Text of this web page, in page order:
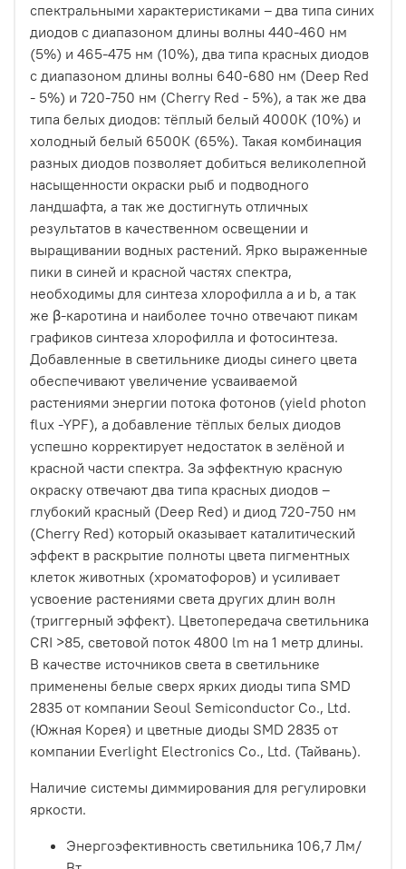
спектральными характеристиками – два типа синих
диодов с диапазоном длины волны 440-460 нм
(5%) и 465-475 нм (10%), два типа красных диодов
с диапазоном длины волны 640-680 нм (Deep Red
- 5%) и 720-750 нм (Cherry Red - 5%), а так же два
типа белых диодов: тёплый белый 4000К (10%) и
холодный белый 6500К (65%). Такая комбинация
разных диодов позволяет добиться великолепной
насыщенности окраски рыб и подводного
ландшафта, а так же достигнуть отличных
результатов в качественном освещении и
выращивании водных растений. Ярко выраженные
пики в синей и красной частях спектра,
необходимы для синтеза хлорофилла a и b, а так
же β-каротина и наиболее точно отвечают пикам
графиков синтеза хлорофилла и фотосинтеза.
Добавленные в светильнике диоды синего цвета
обеспечивают увеличение усваиваемой
растениями энергии потока фотонов (yield photon
flux -YPF), а добавление тёплых белых диодов
успешно корректирует недостаток в зелёной и
красной части спектра. За эффектную красную
окраску отвечают два типа красных диодов –
глубокий красный (Deep Red) и диод 720-750 нм
(Cherry Red) который оказывает каталитический
эффект в раскрытие полноты цвета пигментных
клеток животных (хроматофоров) и усиливает
усвоение растениями света других длин волн
(триггерный эффект). Цветопередача светильника
CRI >85, световой поток 4800 lm на 1 метр длины.
В качестве источников света в светильнике
применены белые сверх ярких диоды типа SMD
2835 от компании Seoul Semiconductor Co., Ltd.
(Южная Корея) и цветные диоды SMD 2835 от
компании Everlight Electronics Co., Ltd. (Тайвань).
Наличие системы диммирования для регулировки
яркости.
Энергоэфективность светильника 106,7 Лм/